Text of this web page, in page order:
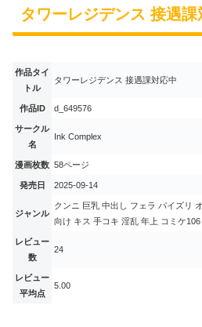
タワーレジデンス 接遇
作品タイ
トル
タワーレジデンス 接遇課対応中
作品ID d_649576
サークル
名
Ink Complex
漫画枚数 58ページ
発売日 2025-09-14
ジャンル
クンニ 巨乳 中出し フェラ パイズリ
向け キス 手コキ 淫乱 年上 コミケ106
レビュー
数
24
レビュー
平均点
5.00